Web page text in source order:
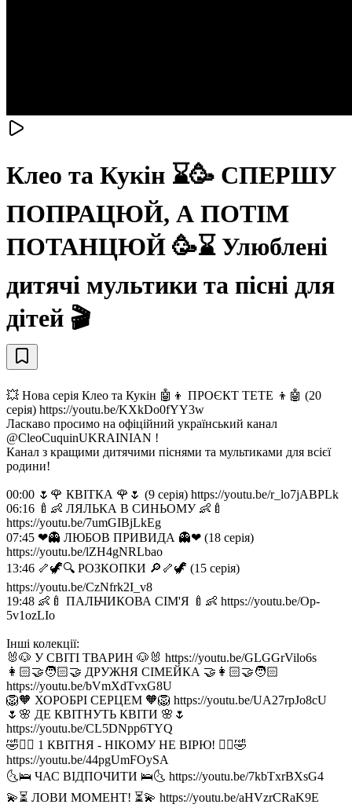
Клео та Кукiн ⌛🥳 СПЕРШУ
ПОПРАЦЮЙ, А ПОТІМ
ПОТАНЦЮЙ 🥳⌛ Улюблені
дитячі мультики та пісні для
дітей 🎬
💥 Нова серія Клео та Кукiн 🤖👦 ПРОЄКТ ТЕТЕ 👦🤖 (20
серія) https://youtu.be/KXkDo0fYY3w
Ласкаво просимо на офіційний український канал
@CleoCuquinUKRAINIAN !
Канал з кращими дитячими піснями та мультиками для всієї
родини!
00:00 🌷🌹 КВІТКА 🌹🌷 (9 серія) https://youtu.be/r_lo7jABPLk
06:16 🍼👶 ЛЯЛЬКА В СИНЬОМУ 👶🍼
https://youtu.be/7umGIBjLkEg
07:45 ❤👻 ЛЮБОВ ПРИВИДА 👻❤ (18 серія)
https://youtu.be/lZH4gNRLbao
13:46 🦴🦖🔍 РОЗКОПКИ 🔎🦴🦖 (15 серія)
https://youtu.be/CzNfrk2I_v8
19:48 👶🍼 ПАЛЬЧИКОВА СІМ'Я 🍼👶 https://youtu.be/Op-
5v1ozLIo
Iнші колекції:
🐰🐶 У СВІТІ ТВАРИН 🐶🐰 https://youtu.be/GLGGrVilo6s
👩🏻‍🤝‍🧑🏻🤝 ДРУЖНЯ СІМЕЙКА 🤝👩🏻‍🤝‍🧑🏻
https://youtu.be/bVmXdTvxG8U
🦁🧡 ХОРОБРI СЕРЦЕМ 🧡🦁 https://youtu.be/UA27rpJo8cU
🌷🌸 ДЕ КВIТНУТЬ КВIТИ 🌸🌷
https://youtu.be/CL5DNpp6TYQ
🤣🙅‍♀️ 1 КВIТНЯ - НIКОМУ НЕ ВIРЮ! 🙅‍♀️🤣
https://youtu.be/44pgUmFOySA
🌜🛌 ЧАС ВIДПОЧИТИ 🛌🌜 https://youtu.be/7kbTxrBXsG4
💫⏳ ЛОВИ МОМЕНТ! ⏳💫 https://youtu.be/aHVzrCRaK9E